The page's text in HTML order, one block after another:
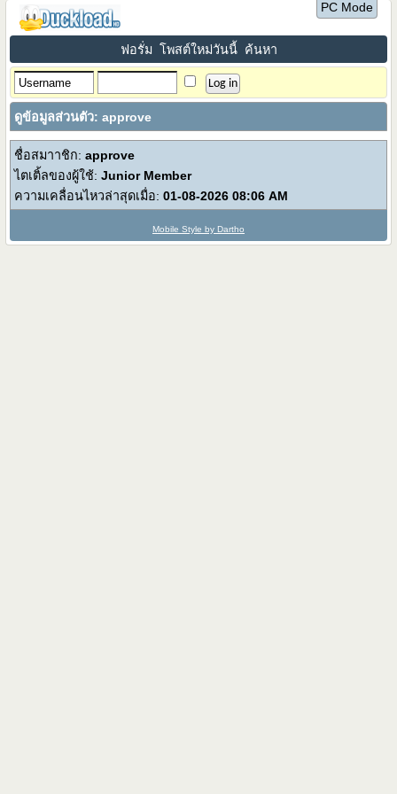
PC Mode
ฟอรั่ม โพสต์ใหม่วันนี้ ค้นหา
ดูข้อมูลส่วนตัว: approve
ชื่อสมาาชิก:approve
ไตเติ้ลของผู้ใช้:Junior Member
ความเคลื่อนไหวล่าสุดเมื่อ: 01-08-202608:06 AM
Mobile Style by Dartho